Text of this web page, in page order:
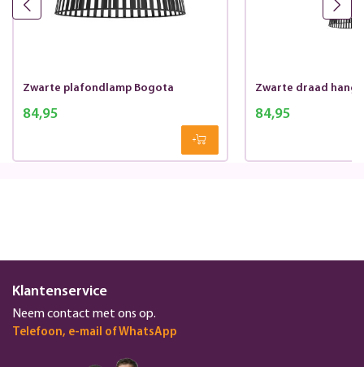
Zwarte plafondlamp Bogota
84,95
Zwarte draad
84,95
Klantenservice
Neem contact met ons op.
Telefoon, e-mail of WhatsApp